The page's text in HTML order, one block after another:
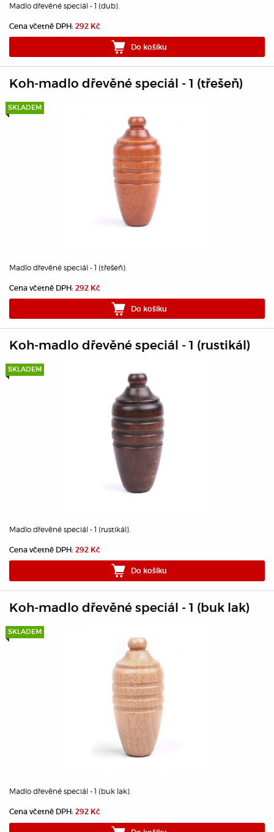
Madlo dřevěné speciál - 1 (dub).
Cena včetně DPH: 292 Kč
Do košíku
Koh-madlo dřevěné speciál - 1 (třešeň)
SKLADEM
Madlo dřevěné speciál - 1 (třešeň).
Cena včetně DPH: 292 Kč
Do košíku
Koh-madlo dřevěné speciál - 1 (rustikál)
SKLADEM
Madlo dřevěné speciál - 1 (rustikál).
Cena včetně DPH: 292 Kč
Do košíku
Koh-madlo dřevěné speciál - 1 (buk lak)
SKLADEM
Madlo dřevěné speciál - 1 (buk lak).
Cena včetně DPH: 292 Kč